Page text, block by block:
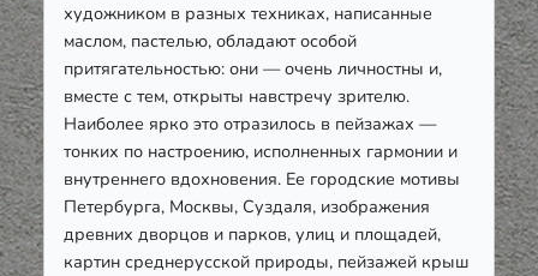
художником в разных техниках, написанные
маслом, пастелью, обладают особой
притягательностью: они — очень личностны и,
вместе с тем, открыты навстречу зрителю.
Наиболее ярко это отразилось в пейзажах —
тонких по настроению, исполненных гармонии и
внутреннего вдохновения. Ее городские мотивы
Петербурга, Москвы, Суздаля, изображения
древних дворцов и парков, улиц и площадей,
картин среднерусской природы, пейзажей крыш